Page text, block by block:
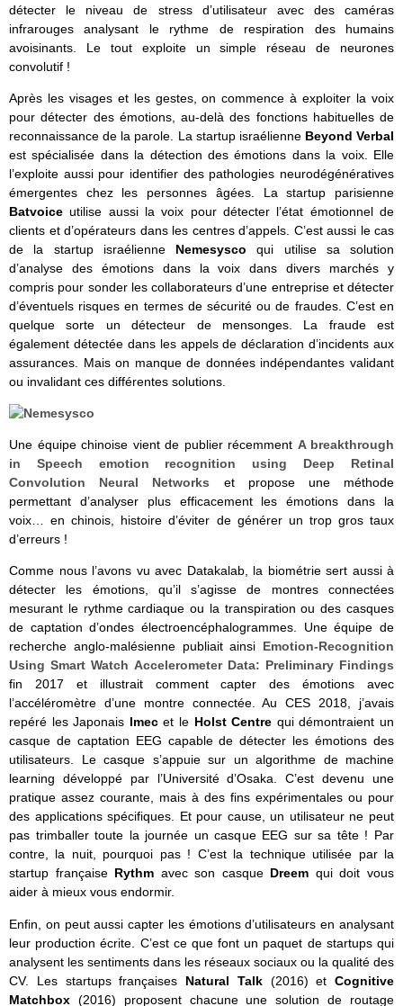
détecter le niveau de stress d’utilisateur avec des caméras
infrarouges analysant le rythme de respiration des humains
avoisinants. Le tout exploite un simple réseau de neurones
convolutif !
Après les visages et les gestes, on commence à exploiter la voix
pour détecter des émotions, au-delà des fonctions habituelles de
reconnaissance de la parole. La startup israélienne Beyond Verbal
est spécialisée dans la détection des émotions dans la voix. Elle
l’exploite aussi pour identifier des pathologies neurodégénératives
émergentes chez les personnes âgées. La startup parisienne
Batvoice utilise aussi la voix pour détecter l’état émotionnel de
clients et d’opérateurs dans les centres d’appels. C’est aussi le cas
de la startup israélienne Nemesyscoqui utilise sa solution
d’analyse des émotions dans la voix dans divers marchés y
compris pour sonder les collaborateurs d’une entreprise et détecter
d’éventuels risques en termes de sécurité ou de fraudes. C’est en
quelque sorte un détecteur de mensonges. La fraude est
également détectée dans les appels de déclaration d’incidents aux
assurances. Mais on manque de données indépendantes validant
ou invalidant ces différentes solutions.
Une équipe chinoise vient de publier récemment A breakthrough
in Speech emotion recognition using Deep Retinal
Convolution Neural Networks et propose une méthode
permettant d’analyser plus efficacement les émotions dans la
voix… en chinois, histoire d’éviter de générer un trop gros taux
d’erreurs !
Comme nous l’avons vu avec Datakalab, la biométrie sert aussi à
détecter les émotions, qu’il s’agisse de montres connectées
mesurant le rythme cardiaque ou la transpiration ou des casques
de captation d’ondes électroencéphalogrammes. Une équipe de
recherche anglo-malésienne publiait ainsi Emotion-Recognition
Using Smart Watch Accelerometer Data: Preliminary Findings
fin 2017 et illustrait comment capter des émotions avec
l’accéléromètre d’une montre connectée. Au CES 2018, j’avais
repéré les Japonais Imecet le Holst Centre qui démontraient un
casque de captation EEG capable de détecter les émotions des
utilisateurs. Le casque s’appuie sur un algorithme de machine
learning développé par l’Université d’Osaka. C’est devenu une
pratique assez courante, mais à des fins expérimentales ou pour
des applications spécifiques. Et pour cause, un utilisateur ne peut
pas trimballer toute la journée un casque EEG sur sa tête ! Par
contre, la nuit, pourquoi pas ! C’est la technique utilisée par la
startup française Rythm avec son casque Dreem qui doit vous
aider à mieux vous endormir.
Enfin, on peut aussi capter les émotions d’utilisateurs en analysant
leur production écrite. C’est ce que font un paquet de startups qui
analysent les sentiments dans les réseaux sociaux ou la qualité des
CV. Les startups françaises Natural Talk (2016) et Cognitive
Matchbox (2016) proposent chacune une solution de routage